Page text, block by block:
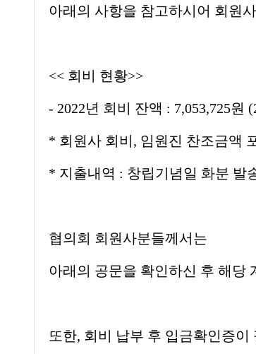
아래의 사항을 참고하시어 회원
<< 회비 현황>>
- 2022년 회비 잔액 : 7,053,725원
* 회원사 회비 , 임원진 찬조금액
* 지출내역 : 창립기념일 화분 발
협의회 회원사분들께서는
아래의 공문을 확인하신 후 해당
또한, 회비 납부 후 입금확인증